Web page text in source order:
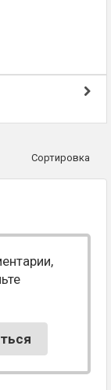
Сортировка